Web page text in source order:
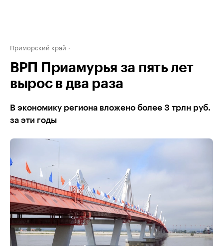
Приморский край
ВРП Приамурья за пять лет
вырос в два раза
В экономику региона вложено более 3 трлн руб.
за эти годы